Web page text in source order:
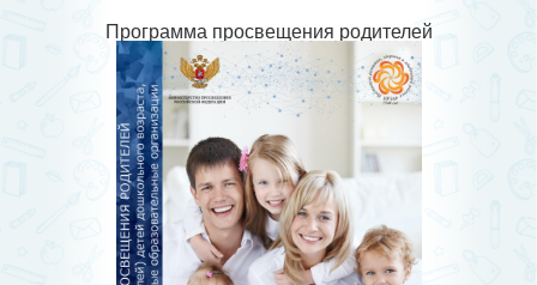
Программа просвещения родителей